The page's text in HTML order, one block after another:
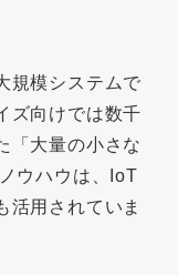
規模システムで
ズ向けでは数千
「大量の小さな
ウハウは、IoT
活用されていま